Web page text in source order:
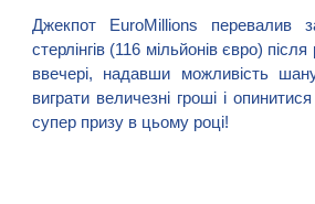
Джекпот EuroMillions перевалив
стерлінгів (116 мільйонів євро)
ввечері, надавши можливість
виграти величезні гроші і
супер призу в цьому році!